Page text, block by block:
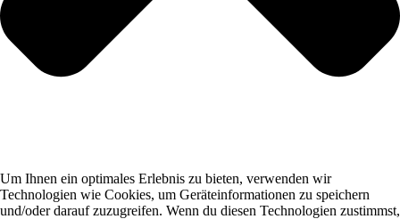
Um Ihnen ein optimales Erlebnis zu bieten, verwenden wir
Technologien wie Cookies, um Geräteinformationen zu speichern
und/oder darauf zuzugreifen. Wenn du diesen Technologien zustimmst,